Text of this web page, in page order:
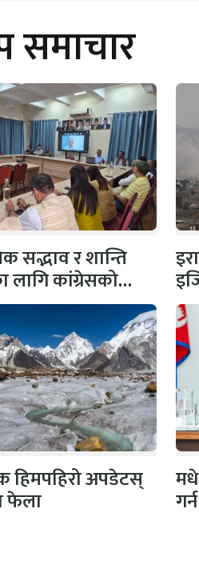
समाचार
सद्भाव र शान्ति
लागि कांग्रेसको
गगन…
हिमपहिरो अपडेटस्
फेला